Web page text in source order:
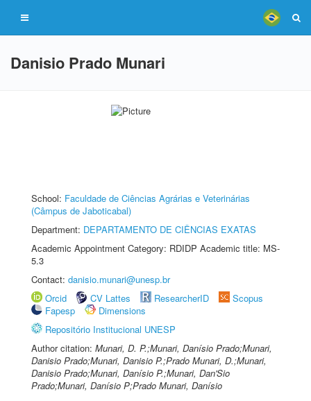
Danisio Prado Munari
School: Faculdade de Ciências Agrárias e Veterinárias
(Câmpus de Jaboticabal)
Department: DEPARTAMENTO DE CIÊNCIAS EXATAS
Academic Appointment Category: RDIDP Academic title: MS-
5.3
Contact: danisio.munari@unesp.br
Orcid
CV Lattes ResearcherID
Scopus
Fapesp
Dimensions
Repositório Institucional UNESP
Author citation: Munari, D. P.;Munari, Danísio Prado;Munari,
Danisio Prado;Munari, Danisio P.;Prado Munari, D.;Munari,
Danisio Prado;Munari, Danísio P.;Munari, Dan'Sio
Prado;Munari, Danísio P;Prado Munari, Danísio